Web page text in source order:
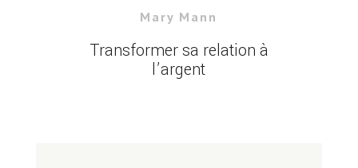
Mary Mann
Transformer sa relation à
l’argent